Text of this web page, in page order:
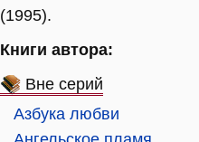
(1995).
Книги автора:
Вне серий
Азбука любви